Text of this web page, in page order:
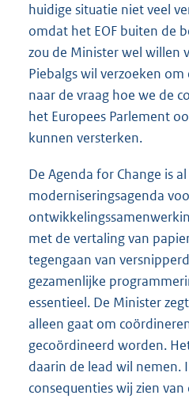
huidige situatie niet veel
omdat het EOF buiten de
zou de Minister wel willen
Piebalgs wil verzoeken
naar de vraag hoe we de
het Europees Parlement
kunnen versterken.
De Agenda for Change is
moderniseringsagenda
met de vertaling van
tegengaan van
gezamenlijke
essentieel. De Minister
alleen gaat om
gecoördineerd worden.
daarin de lead wil nemen.
consequenties wij zien